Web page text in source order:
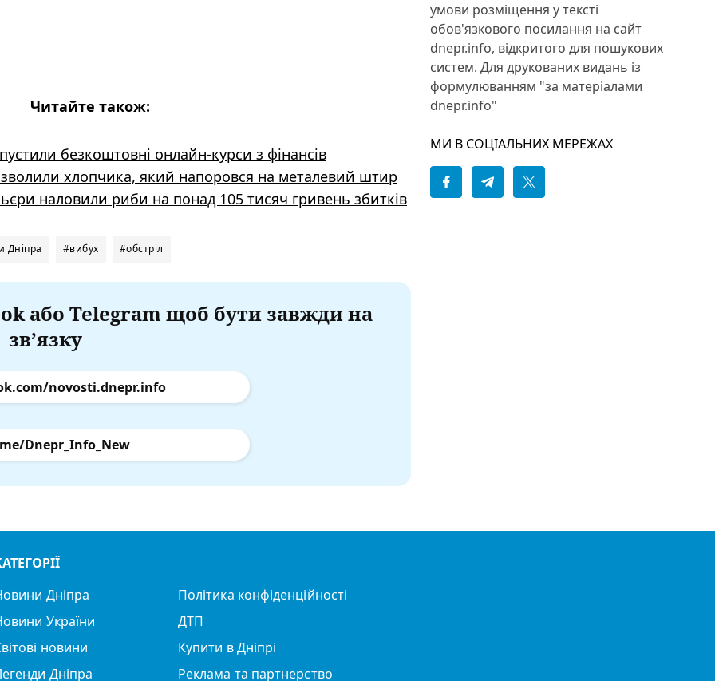
Читайте також:
безкоштовні онлайн-курси з фінансів
хлопчика, який напоровся на металевий штир
наловили риби на понад 105 тисяч гривень збитків
Дніпра #вибух #обстріл
або Telegram щоб бути завжди на
зв’язку
novosti.dnepr.info
Dnepr_Info_New
умови розміщення у тексті
обов'язкового посилання на сайт
dnepr.info, відкритого для пошукових
систем. Для друкованих видань із
формулюванням "за матеріалами
dnepr.info"
МИ В СОЦІАЛЬНИХ МЕРЕЖАХ
Дніпра
України
новини
Дніпра
Політика конфіденційності
ДТП
Купити в Дніпрі
Реклама та партнерство